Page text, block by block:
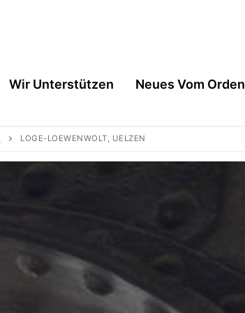
Wir Unterstützen Neues Vom Orden
LOGE-LOEWENWOLT, UELZEN